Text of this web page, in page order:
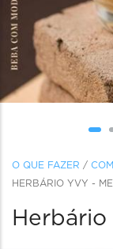
O QUE FAZER /
HERBÁRIO YVY -